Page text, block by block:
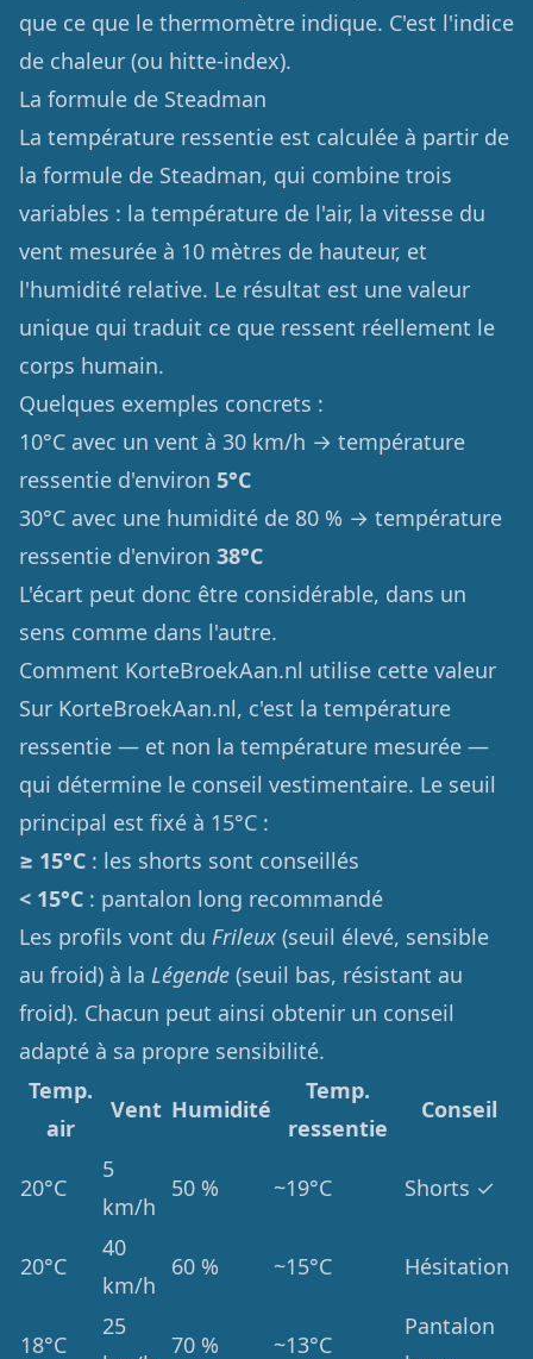
que ce que le thermomètre indique. C'est l'indice
de chaleur (ou hitte-index).
La formule de Steadman
La température ressentie est calculée à partir de
la formule de Steadman, qui combine trois
variables : la température de l'air, la vitesse du
vent mesurée à 10 mètres de hauteur, et
l'humidité relative. Le résultat est une valeur
unique qui traduit ce que ressent réellement le
corps humain.
Quelques exemples concrets :
10°C avec un vent à 30 km/h → température
ressentie d'environ 5°C
30°C avec une humidité de 80 % → température
ressentie d'environ 38°C
L'écart peut donc être considérable, dans un
sens comme dans l'autre.
Comment KorteBroekAan.nl utilise cette valeur
Sur KorteBroekAan.nl, c'est la température
ressentie — et non la température mesurée —
qui détermine le conseil vestimentaire. Le seuil
principal est fixé à 15°C :
≥ 15°C : les shorts sont conseillés
< 15°C : pantalon long recommandé
Les profils vont du Frileux (seuil élevé, sensible
au froid) à la Légende (seuil bas, résistant au
froid). Chacun peut ainsi obtenir un conseil
adapté à sa propre sensibilité.
Temp.
air
Vent Humidité
Temp.
ressentie
Conseil
20°C
5
km/h
50 % ~19°C Shorts ✓
20°C
40
km/h
60 % ~15°C Hésitation
18°C
25
70 % ~13°C
Pantalon